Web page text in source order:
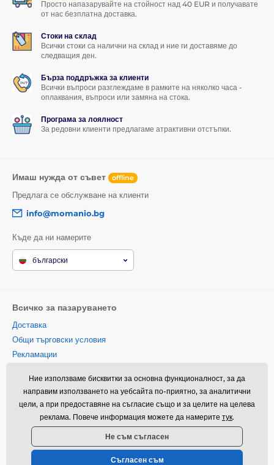
Просто напазарувайте на стойност над 40 EUR и получавате
от нас безплатна доставка.
Стоки на склад
Всички стоки са налични на склад и ние ги доставяме до
следващия ден.
Бърза поддръжка за клиенти
Всички въпроси разглеждаме в рамките на няколко часа -
оплаквания, въпроси или замяна на стока.
Програма за лоялност
За редовни клиенти предлагаме атрактивни отстъпки.
Имаш нужда от съвет offline
Предлага се обслужване на клиенти
info@momanio.bg
Къде да ни намерите
български
Всичко за пазаруването
Доставка
Общи търговски условия
Рекламации
Замяна на стока
Политика за използване на
бисквитки
Информация за контакт
Информация за обработването
на лични данни
Ние използваме бисквитки за основна функционалност, за да
направим използването на уебсайта по-приятно, за аналитични
цели, а при предоставяне на съгласие също и за целите на целева
реклама. Повече информация можете да намерите тук.
Не съм съгласен
Съгласен съм